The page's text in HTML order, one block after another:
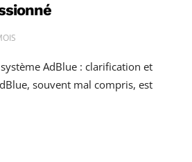
AdBlue : clarification et
souvent mal compris, est